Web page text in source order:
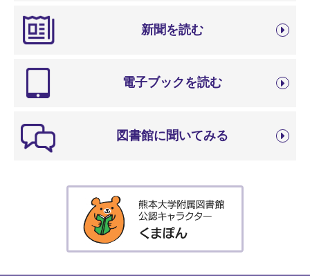
新聞を読む
電子ブックを読む
図書館に聞いてみる